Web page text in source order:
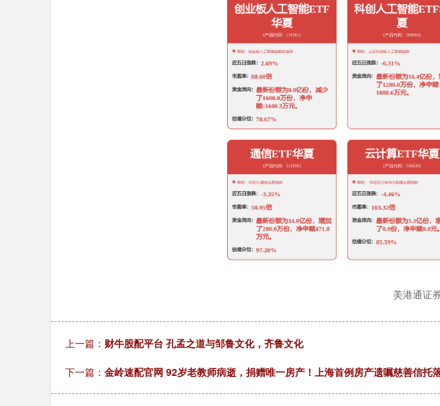
美港通证
上一篇： 财牛股配平台 孔孟之道与邹鲁文化，齐鲁文化
下一篇： 金岭速配官网 92岁老教师病逝，捐赠唯一房产！上海首例房产遗嘱慈善信托